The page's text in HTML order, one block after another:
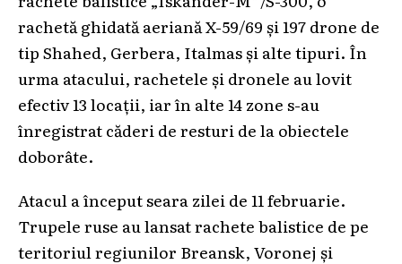
rachetă ghidată aeriană X-59/69 și 197 drone de
tip Shahed, Gerbera, Italmas și alte tipuri. În
urma atacului, rachetele și dronele au lovit
efectiv 13 locații, iar în alte 14 zone s-au
înregistrat căderi de resturi de la obiectele
doborâte.
Atacul a început seara zilei de 11 februarie.
Trupele ruse au lansat rachete balistice de pe
teritoriul regiunilor Breansk, Voronej și